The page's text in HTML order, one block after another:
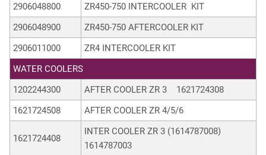
2906048800
ZR450-750 INTERCOOLER KIT
2906048900
ZR450-750 AFTERCOOLER KIT
2906011000
ZR4 INTERCOOLER KIT
WATER COOLERS
1202244300
AFTER COOLER ZR 3 1621724308
1621724508
AFTER COOLER ZR 4/5/6
1621724408
INTER COOLER ZR 3 (1614787008)
1614787003